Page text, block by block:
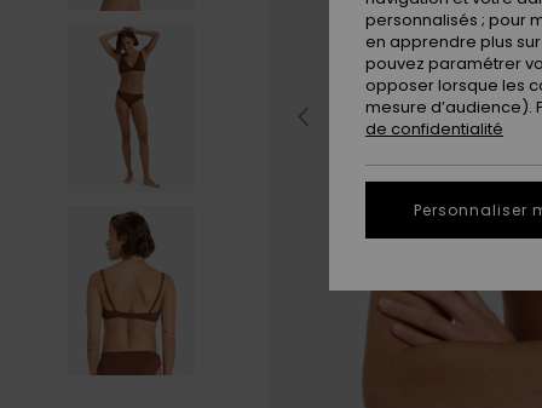
personnalisés ; pour
en apprendre plus
pouvez paramétrer
opposer lorsque les
mesure d’audience).
de confidentialité
Personnaliser